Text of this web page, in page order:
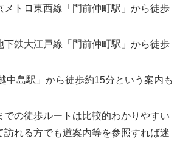
メトロ東西線「門前仲町駅」から徒歩
下鉄大江戸線「門前仲町駅」から徒歩
中島駅」から徒歩約15分という案内も
での徒歩ルートは比較的わかりやすい
訪れる方でも道案内等を参照すれば迷